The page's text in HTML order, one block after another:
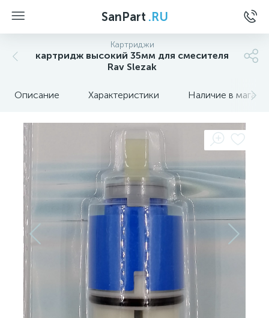
SanPart .RU
Картриджи
картридж высокий 35мм для смесителя
Rav Slezak
Описание Характеристики Наличие в